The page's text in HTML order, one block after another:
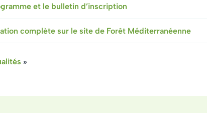
et le bulletin d’inscription
complète sur le site de Forêt Méditerranéenne
»